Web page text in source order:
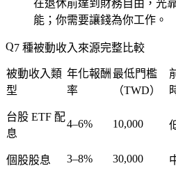
在退休前達到財務自由，光
能；你需要讓錢為你工作。
7 種被動收入來源完整比較
被動收入類
型
年化報酬
率
最低門檻
（TWD）
台股 ETF 配
息
4–6% 10,000
個股股息 3–8% 30,000